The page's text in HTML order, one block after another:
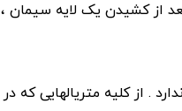
از کشیدن یک لایه سیمان ،
. از کلیه متریالهایی